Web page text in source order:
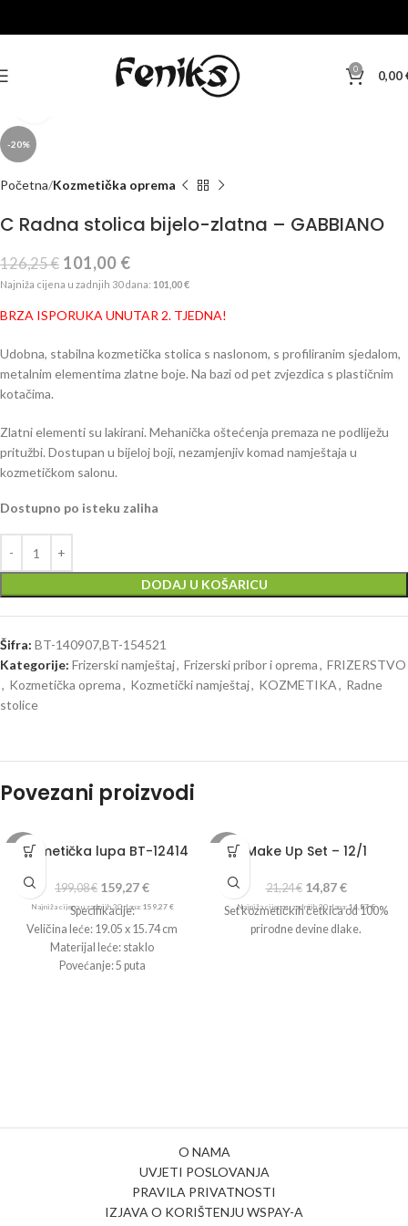
0 0,00
-20%
Početna Kozmetička oprema
C Radna stolica bijelo-zlatna – GABBIANO
126,25€ 101,00 €
Najniža cijena u zadnjih 30 dana: 101,00€
BRZA ISPORUKA UNUTAR 2. TJEDNA!
Udobna, stabilna kozmetička stolica s naslonom, s profiliranim sjedalom,
metalnim elementima zlatne boje. Na bazi od pet zvjezdica s plastičnim
kotačima.
Zlatni elementi su lakirani. Mehanička oštećenja premaza ne podliježu
pritužbi. Dostupan u bijeloj boji, nezamjenjiv komad namještaja u
kozmetičkom salonu.
Dostupno po isteku zaliha
DODAJ U KOŠARICU
Šifra: BT-140907,BT-154521
Kategorije: Frizerski namještaj, Frizerski pribor i oprema, FRIZERSTVO
, Kozmetička oprema, Kozmetički namještaj, KOZMETIKA, Radne
stolice
Povezani proizvodi
-20%
Kozmetička lupa BT-12414
199,08€ 159,27€
Najniža cijena u zadnjih 30 dana: 159,27 €
Specifikacije:
Veličina leće: 19.05 x 15.74 cm
Materijal leće: staklo
Povećanje: 5 puta
-30% Make Up Set – 12/1
21,24€ 14,87€
Najniža cijena u zadnjih 30 dana:14,87€
Set kozmetičkih četkica od 100%
prirodne devine dlake.
O NAMA
UVJETI POSLOVANJA
PRAVILA PRIVATNOSTI
IZJAVA O KORIŠTENJU WSPAY-A